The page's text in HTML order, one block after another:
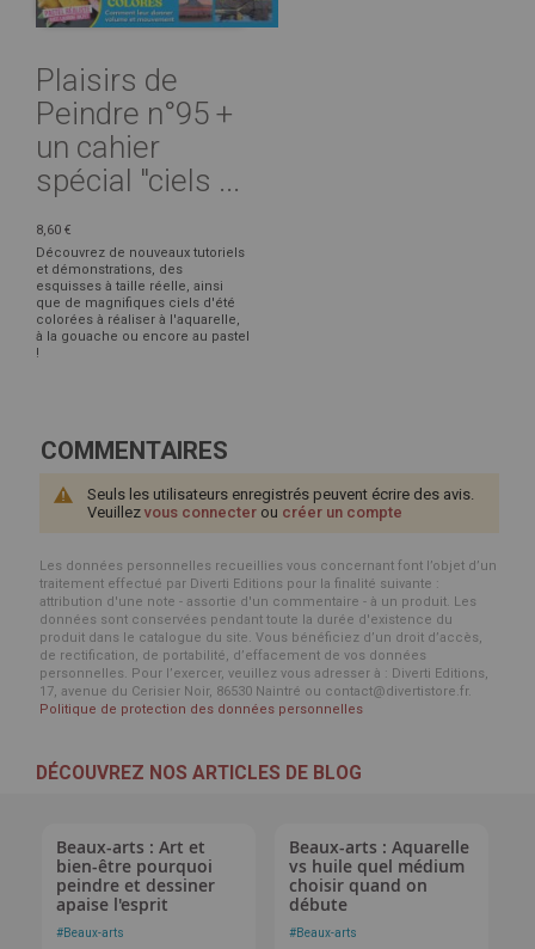
Plaisirs de
Peindre n°95 +
un cahier
spécial "ciels ...
8,60 €
Découvrez de nouveaux tutoriels
et démonstrations, des
esquisses à taille réelle, ainsi
que de magnifiques ciels d'été
colorées à réaliser à l'aquarelle,
à la gouache ou encore au pastel
!
COMMENTAIRES
Seuls les utilisateurs enregistrés peuvent écrire des avis.
Veuillez vous connecter ou créer un compte
Les données personnelles recueillies vous concernant font l’objet d’un
traitement effectué par Diverti Editions pour la finalité suivante :
attribution d'une note - assortie d'un commentaire - à un produit. Les
données sont conservées pendant toute la durée d'existence du
produit dans le catalogue du site. Vous bénéficiez d’un droit d’accès,
de rectification, de portabilité, d’effacement de vos données
personnelles. Pour l’exercer, veuillez vous adresser à : Diverti Editions,
17, avenue du Cerisier Noir, 86530 Naintré ou contact@divertistore.fr.
Politique de protection des données personnelles
DÉCOUVREZ NOS ARTICLES DE BLOG
Beaux-arts : Art et
bien-être pourquoi
peindre et dessiner
apaise l'esprit
#Beaux-arts
Beaux-arts : Aquarelle
vs huile quel médium
choisir quand on
débute
#Beaux-arts